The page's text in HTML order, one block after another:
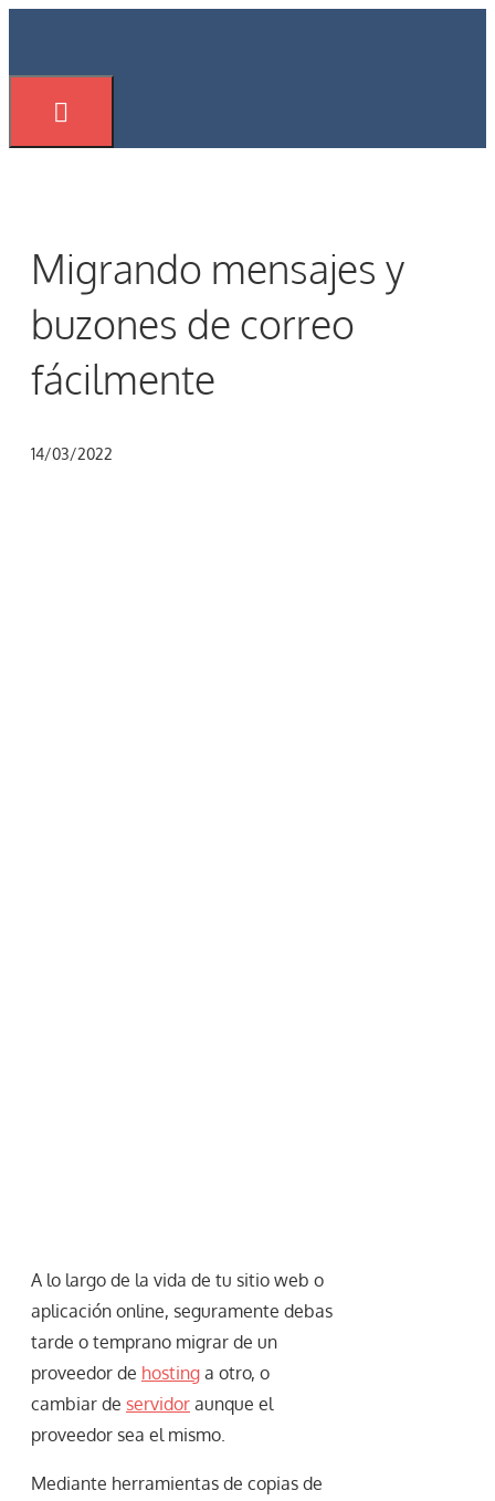
Migrando mensajes y
buzones de correo
fácilmente
14/03/2022
A lo largo de la vida de tu sitio web o
aplicación online, seguramente debas
tarde o temprano migrar de un
proveedor de hosting a otro, o
cambiar de servidor aunque el
proveedor sea el mismo.
Mediante herramientas de copias de